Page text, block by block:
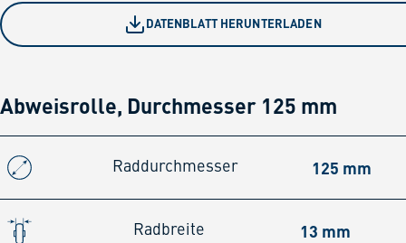
DATENBLATT HERUNTERLADEN
Abweisrolle, Durchmesser 125 mm
Raddurchmesser 125 mm
Radbreite 13 mm